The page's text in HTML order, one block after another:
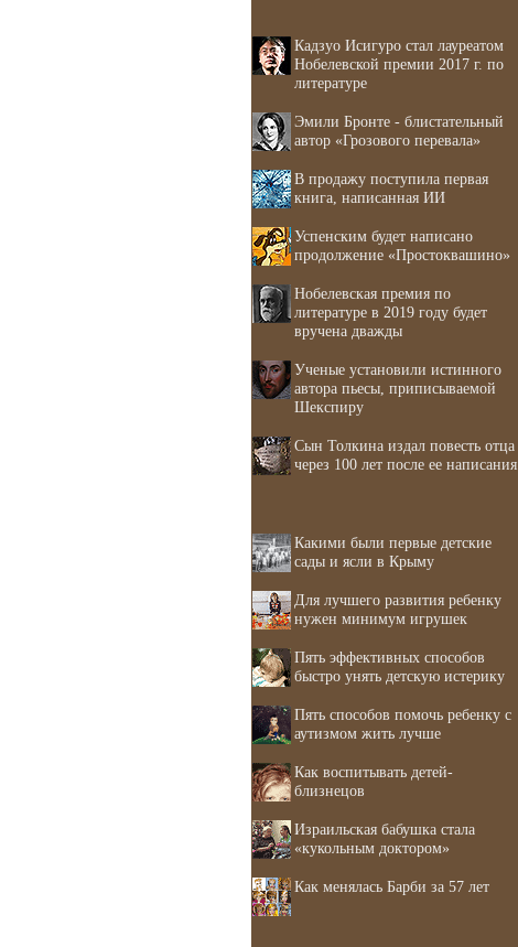
Кадзуо Исигуро стал лауреатом
Нобелевской премии 2017 г. по
литературе
Эмили Бронте - блистательный
автор «Грозового перевала»
В продажу поступила первая
книга, написанная ИИ
Успенским будет написано
продолжение «Простоквашино»
Нобелевская премия по
литературе в 2019 году будет
вручена дважды
Ученые установили истинного
автора пьесы, приписываемой
Шекспиру
Сын Толкина издал повесть отца
через 100 лет после ее написания
Какими были первые детские
сады и ясли в Крыму
Для лучшего развития ребенку
нужен минимум игрушек
Пять эффективных способов
быстро унять детскую истерику
Пять способов помочь ребенку с
аутизмом жить лучше
Как воспитывать детей-
близнецов
Израильская бабушка стала
«кукольным доктором»
Как менялась Барби за 57 лет